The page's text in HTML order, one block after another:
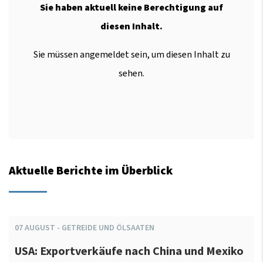
Sie haben aktuell keine Berechtigung auf
diesen Inhalt.
Sie müssen angemeldet sein, um diesen Inhalt zu
sehen.
Aktuelle Berichte im Überblick
07AUGUST - GETREIDE UND ÖLSAATEN
USA: Exportverkäufe nach China und Mexiko